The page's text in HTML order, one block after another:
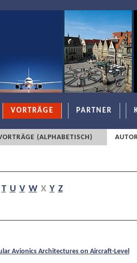
VORTRÄGE PARTNER
(ALPHABETISCH)
T U V W X Y Z
Avionics Architectures on Aircraft-Level